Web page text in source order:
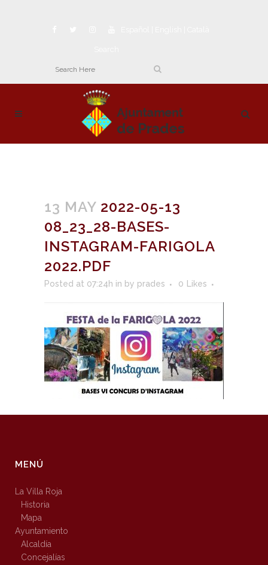
13 MAY 2022-05-13
08_23_28-BASES-
INSTAGRAM-FARIGOLA
2022.PDF
Posted at 07:24h in by prades 0 Likes
MENÚ
La Villa Roja
Historia
Mapa
Ayuntamiento
Alcaldía
Concejalías